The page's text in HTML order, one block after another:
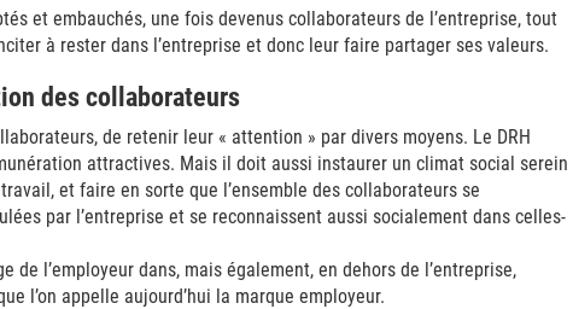
et embauchés, une fois devenus collaborateurs de l’entreprise, tout
à rester dans l’entreprise et donc leur faire partager ses valeurs.
des collaborateurs
de retenir leur « attention » par divers moyens. Le DRH
attractives. Mais il doit aussi instaurer un climat social serein
et faire en sorte que l’ensemble des collaborateurs se
par l’entreprise et se reconnaissent aussi socialement dans celles-
de l’employeur dans, mais également, en dehors de l’entreprise,
l’on appelle aujourd’hui la marque employeur.